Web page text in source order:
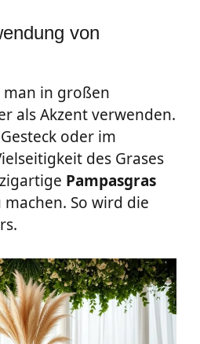
von
man in großen
als Akzent verwenden.
oder im
des Grases
Pampasgras
machen. So wird die